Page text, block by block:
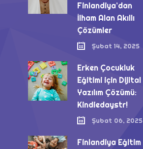
Finlandiya’dan
İlham Alan Akıllı
Çözümler
Şubat 14, 2025
Erken Çocukluk
Eğitimi için Dijital
Yazılım Çözümü:
Kindiedaystr!
Şubat 06, 2025
Finlandiya Eğitim